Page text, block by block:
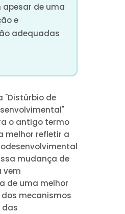
apesar de uma
e
adequadas
"Distúrbio de
o antigo termo
melhor refletir a
mudança de
vem
de uma melhor
mecanismos
das